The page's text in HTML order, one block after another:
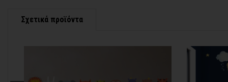
Σχετικά προϊόντα